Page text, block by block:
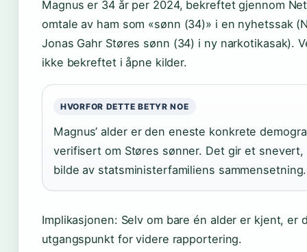
Magnus er 34 år per 2024, bekreftet gjennom
omtale av ham som «sønn (34)» i en nyhetssak
Jonas Gahr Støres sønn (34) i ny narkotikasak).
ikke bekreftet i åpne kilder.
HVORFOR DETTE BETYR NOE
Magnus’ alder er den eneste konkrete
verifisert om Støres sønner. Det gir et snevert,
bilde av statsministerfamiliens sammensetning.
Implikasjonen: Selv om bare én alder er kjent, er
utgangspunkt for videre rapportering.